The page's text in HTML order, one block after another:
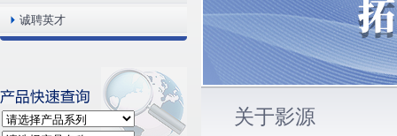
诚聘英才
关于影源